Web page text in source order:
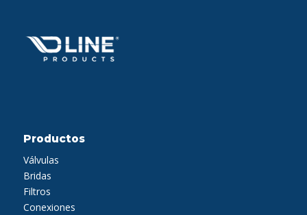
Productos
Válvulas
Bridas
Filtros
Conexiones